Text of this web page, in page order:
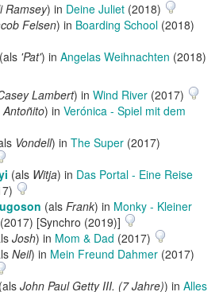
Ramsey) in Deine Juliet (2018)
Felsen) in Boarding School (2018)
(als 'Pat') in Angelas Weihnachten (2018)
Lambert) in Wind River (2017)
Antoñito) in Verónica - Spiel mit dem
Vondell) in The Super (2017)
(als Witja) in Das Portal - Eine Reise
(als Frank) in Monky - Kleiner
(2017) [Synchro (2019)]
Josh) in Mom & Dad (2017)
Neil) in Mein Freund Dahmer (2017)
(als John Paul Getty III. (7 Jahre)) in Alles